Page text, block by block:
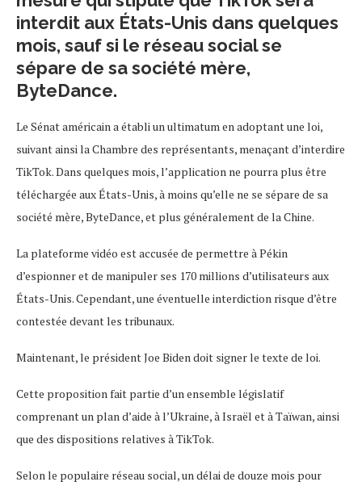
interdit aux États-Unis dans quelques
mois, sauf si le réseau social se
sépare de sa société mère,
ByteDance.
Le Sénat américain a établi un ultimatum en adoptant une loi,
suivant ainsi la Chambre des représentants, menaçant d’interdire
TikTok. Dans quelques mois, l’application ne pourra plus être
téléchargée aux États-Unis, à moins qu’elle ne se sépare de sa
société mère, ByteDance, et plus généralement de la Chine.
La plateforme vidéo est accusée de permettre à Pékin
d’espionner et de manipuler ses 170 millions d’utilisateurs aux
États-Unis. Cependant, une éventuelle interdiction risque d’être
contestée devant les tribunaux.
Maintenant, le président Joe Biden doit signer le texte de loi.
Cette proposition fait partie d’un ensemble législatif
comprenant un plan d’aide à l’Ukraine, à Israël et à Taïwan, ainsi
que des dispositions relatives à TikTok.
Selon le populaire réseau social, un délai de douze mois pour